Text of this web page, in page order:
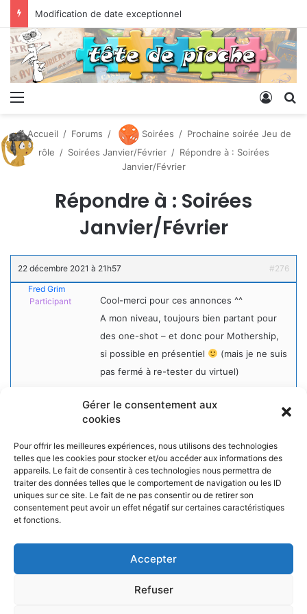
Gérer le consentement aux
cookies
Pour offrir les meilleures expériences, nous utilisons des technologies
telles que les cookies pour stocker et/ou accéder aux informations des
appareils. Le fait de consentir à ces technologies nous permettra de
traiter des données telles que le comportement de navigation ou les ID
uniques sur ce site. Le fait de ne pas consentir ou de retirer son
consentement peut avoir un effet négatif sur certaines caractéristiques
et fonctions.
Accepter
Refuser
Modification de date exceptionnel
Menu
Accueil / Forums / Soirées / Prochaine soirée Jeu de
rôle / Soirées Janvier/Février / Répondre à : Soirées
Janvier/Février
Répondre à : Soirées
Janvier/Février
22 décembre 2021 à 21h57
#276
Fred Grim
Participant
Cool-merci pour ces annonces ^^
A mon niveau, toujours bien partant pour
des one-shot – et donc pour Mothership,
si possible en présentiel
(mais je ne suis
pas fermé à re-tester du virtuel)
NOS PARTENAIRES
La ville d'Aurillac
La réponse ludique - 10 rue Victor Hugo, 15000 Aurillac
© Copyright 2026, Tous droits réservés |